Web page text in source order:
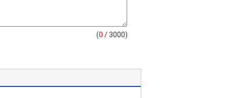
(0 / 3000)